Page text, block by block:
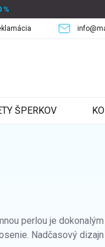
%
ŠPERKOV
perlou je
Nadčasový